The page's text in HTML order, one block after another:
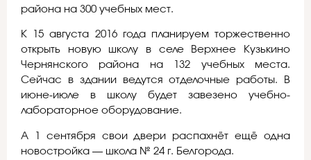
района на 300 учебных мест.
К 15 августа 2016 года планируем торжественно
открыть новую школу в селе Верхнее Кузькино
Чернянского района на 132 учебных места.
Сейчас в здании ведутся отделочные работы. В
июне-июле в школу будет завезено учебно-
лабораторное оборудование.
А 1 сентября свои двери распахнёт ещё одна
новостройка — школа № 24 г. Белгорода.